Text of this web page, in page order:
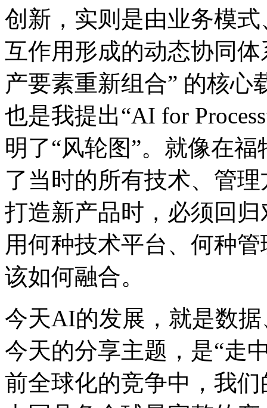
创新，实则是由业务模
互作用形成的动态协同体
产要素重新组合” 的核
也是我提出“AI for
明了“风轮图”。就像在福
了当时的所有技术、
打造新产品时，必须回
用何种技术平台、何种
该如何融合。
今天AI的发展，就是数
今天的分享主题，是“
前全球化的竞争中，我